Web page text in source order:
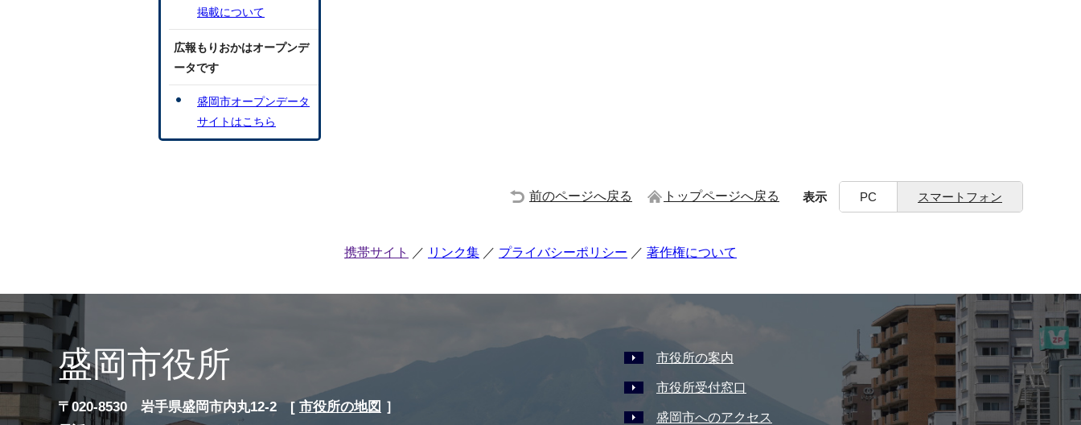
掲載について
広報もりおかはオープンデ
ータです
盛岡市オープンデータ
サイトはこちら
前のページへ戻る トップページへ戻る 表示 PC スマートフォン
携帯サイト リンク集 プライバシーポリシー 著作権について
盛岡市役所
〒020-8530 岩手県盛岡市内丸12-2 [ 市役所の地図 ］
市役所の案内
市役所受付窓口
盛岡市へのアクセス